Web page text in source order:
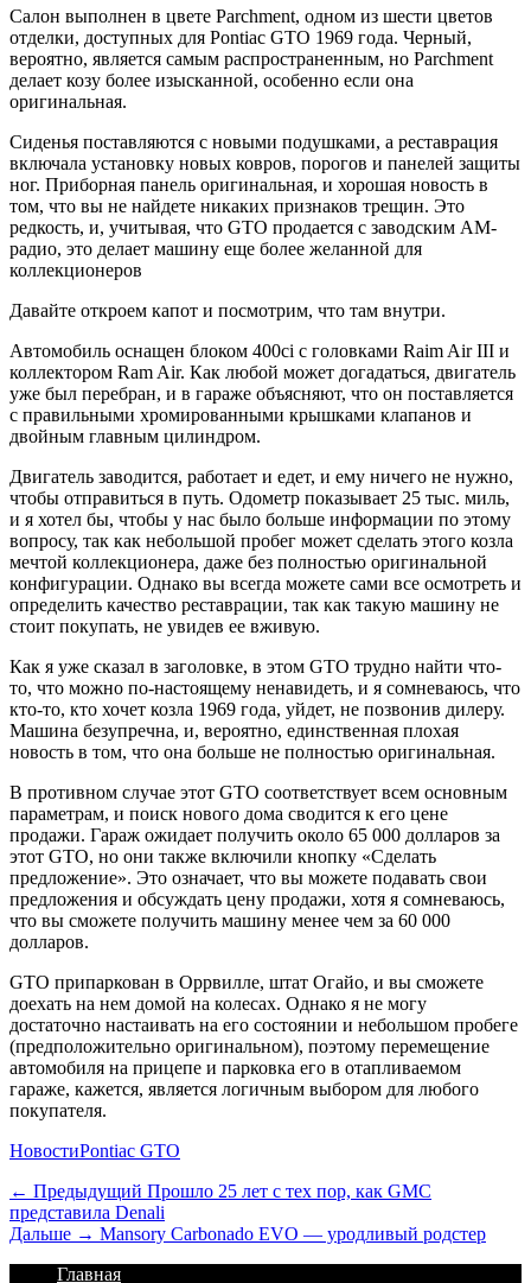
Салон выполнен в цвете Parchment, одном из шести цветов
отделки, доступных для Pontiac GTO 1969 года. Черный,
вероятно, является самым распространенным, но Parchment
делает козу более изысканной, особенно если она
оригинальная.
Сиденья поставляются с новыми подушками, а реставрация
включала установку новых ковров, порогов и панелей защиты
ног. Приборная панель оригинальная, и хорошая новость в
том, что вы не найдете никаких признаков трещин. Это
редкость, и, учитывая, что GTO продается с заводским AM-
радио, это делает машину еще более желанной для
коллекционеров
Давайте откроем капот и посмотрим, что там внутри.
Автомобиль оснащен блоком 400ci с головками Raim Air III и
коллектором Ram Air. Как любой может догадаться, двигатель
уже был перебран, и в гараже объясняют, что он поставляется
с правильными хромированными крышками клапанов и
двойным главным цилиндром.
Двигатель заводится, работает и едет, и ему ничего не нужно,
чтобы отправиться в путь. Одометр показывает 25 тыс. миль,
и я хотел бы, чтобы у нас было больше информации по этому
вопросу, так как небольшой пробег может сделать этого козла
мечтой коллекционера, даже без полностью оригинальной
конфигурации. Однако вы всегда можете сами все осмотреть и
определить качество реставрации, так как такую ​​машину не
стоит покупать, не увидев ее вживую.
Как я уже сказал в заголовке, в этом GTO трудно найти что-
то, что можно по-настоящему ненавидеть, и я сомневаюсь, что
кто-то, кто хочет козла 1969 года, уйдет, не позвонив дилеру.
Машина безупречна, и, вероятно, единственная плохая
новость в том, что она больше не полностью оригинальная.
В противном случае этот GTO соответствует всем основным
параметрам, и поиск нового дома сводится к его цене
продажи. Гараж ожидает получить около 65 000 долларов за
этот GTO, но они также включили кнопку «Сделать
предложение». Это означает, что вы можете подавать свои
предложения и обсуждать цену продажи, хотя я сомневаюсь,
что вы сможете получить машину менее чем за 60 000
долларов.
GTO припаркован в Оррвилле, штат Огайо, и вы сможете
доехать на нем домой на колесах. Однако я не могу
достаточно настаивать на его состоянии и небольшом пробеге
(предположительно оригинальном), поэтому перемещение
автомобиля на прицепе и парковка его в отапливаемом
гараже, кажется, является логичным выбором для любого
покупателя.
Категории
НовостиТеги
Pontiac GTO
Навигация
по
записям
← Предыдущий Предыдущий
Прошло 25 лет с тех пор, как GMC
представила Denali
Дальше → Дальше:
Mansory Carbonado EVO — уродливый родстер
ПерейтиГлавная